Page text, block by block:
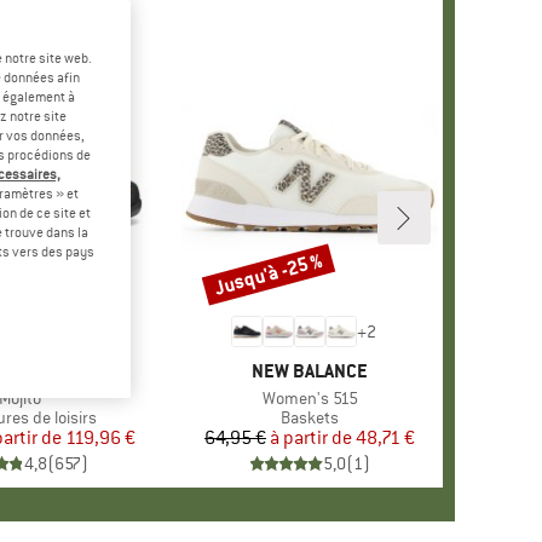
groupde loisirs
Prix
Prix réduit
de 119,96 €
4,8(657)
%
+2
MARQUE
NEW BALANCE
Article
Women's 515
Product group
Baskets
Prix
64,95 € Prix réduit
à partir de48,71 €
5,0(1)
Remise
Jusqu'à -25 %
site web.
afin
à
notre site
données,
procédions de
» et
de ce site et
trouve dans la
vers des pays